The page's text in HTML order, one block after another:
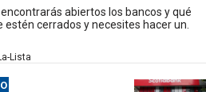
abiertos los bancos y qué
cerrados y necesites hacer un.
Lista